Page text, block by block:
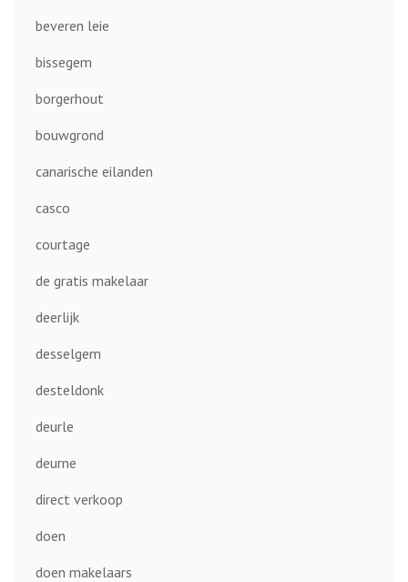
beveren leie
bissegem
borgerhout
bouwgrond
canarische eilanden
casco
courtage
de gratis makelaar
deerlijk
desselgem
desteldonk
deurle
deurne
direct verkoop
doen
doen makelaars